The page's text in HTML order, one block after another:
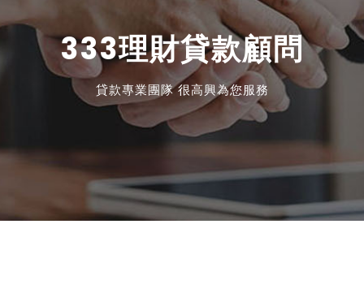
333理財貸款顧問
貸款專業團隊 很高興為您服務